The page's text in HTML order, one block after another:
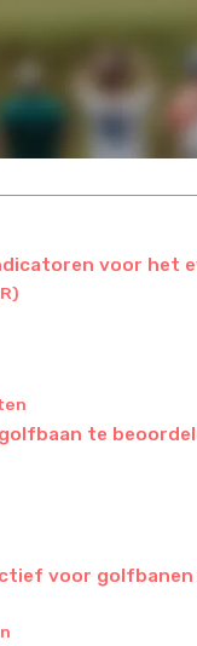
voor het
te
voor golfbanen